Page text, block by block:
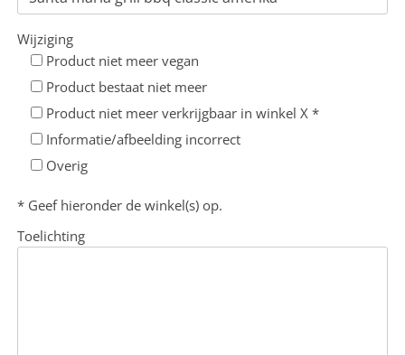
Wijziging
Product niet meer vegan
Product bestaat niet meer
Product niet meer verkrijgbaar in winkel X *
Informatie/afbeelding incorrect
Overig
* Geef hieronder de winkel(s) op.
Toelichting